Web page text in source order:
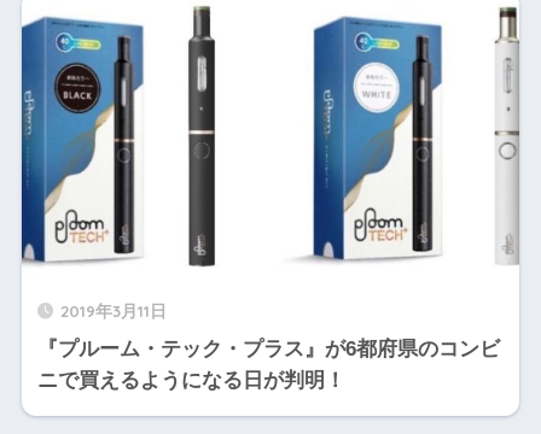
2019年3月11日
『プルーム・テック・プラス』が6都府県のコンビ
ニで買えるようになる日が判明！